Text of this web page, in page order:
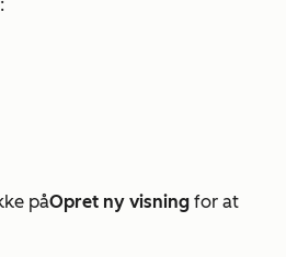
påOpret ny visning for at